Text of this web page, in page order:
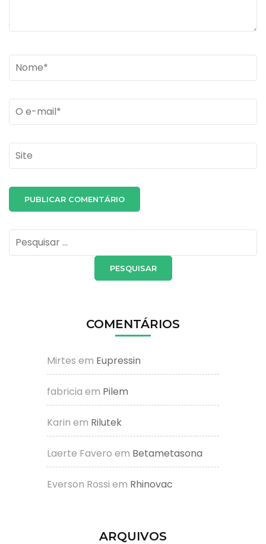
Name*
Email *
Site
Pesquisar
por:
COMENTÁRIOS
Mirtes em Eupressin
fabricia em Pilem
Karin em Rilutek
Laerte Favero em Betametasona
Everson Rossi em Rhinovac
ARQUIVOS